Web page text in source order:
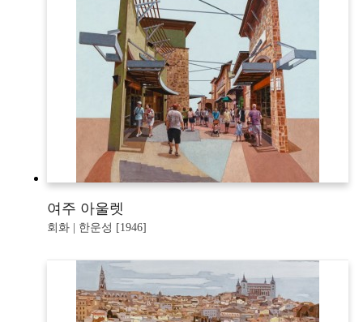
여주 아울렛
회화 | 한운성 [1946]